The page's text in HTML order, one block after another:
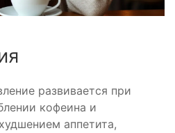
развивается при
кофеина и
аппетита,